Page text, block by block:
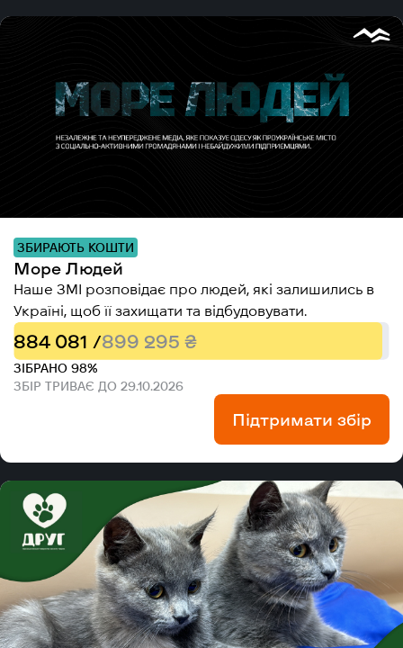
ЗБИРАЮТЬ КОШТИ
Море Людей
Наше ЗМІ розповідає про людей, які залишились в
Україні, щоб її захищати та відбудовувати.
884 081 /899 295 ₴
ЗІБРАНО 98%
ЗБІР ТРИВАЄ ДО 29.10.2026
Підтримати збір